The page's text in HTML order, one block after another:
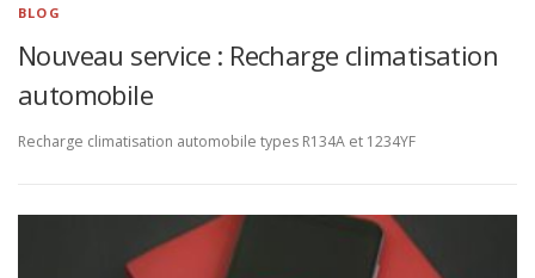
BLOG
Nouveau service : Recharge climatisation
automobile
Recharge climatisation automobile types R134A et 1234YF